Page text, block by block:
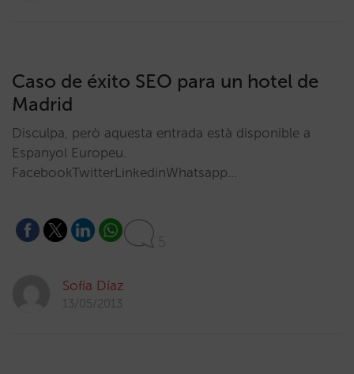
Caso de éxito SEO para un hotel de
Madrid
Disculpa, però aquesta entrada està disponible a
Espanyol Europeu.
FacebookTwitterLinkedinWhatsapp…
5
Sofía Díaz
13/05/2013